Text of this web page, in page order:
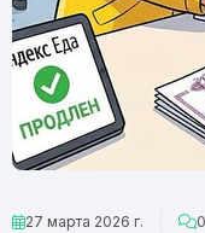
27 марта 2026 г. 0